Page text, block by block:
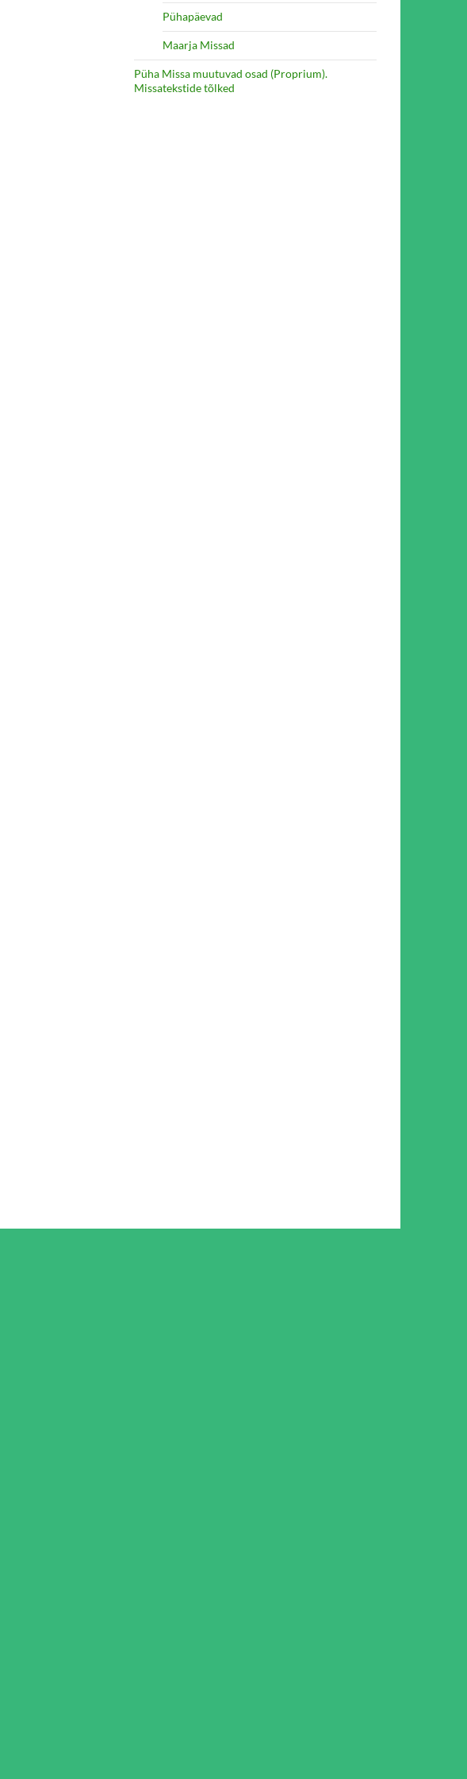
Pühapäevad
Maarja Missad
Püha Missa muutuvad osad (Proprium).
Missatekstide tõlked